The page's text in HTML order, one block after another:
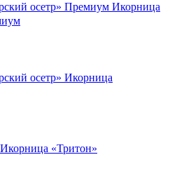
Икорница
Икорница
Икорница «Тритон»